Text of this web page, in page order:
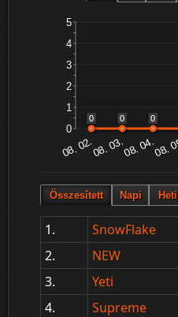
1. SnowFlake
2.
NEW
3.
Yeti
4.
Supreme